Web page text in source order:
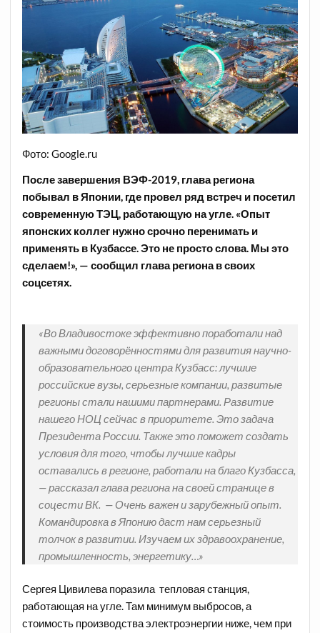
Фото: Google.ru
После завершения ВЭФ-2019, глава региона
побывал в Японии, где провел ряд встреч и посетил
современную ТЭЦ, работающую на угле. «Опыт
японских коллег нужно срочно перенимать и
применять в Кузбассе. Это не просто слова. Мы это
сделаем!», — сообщил глава региона в своих
соцсетях.
«Во Владивостоке эффективно поработали над
важными договорённостями для развития научно-
образовательного центра Кузбасс: лучшие
российские вузы, серьезные компании, развитые
регионы стали нашими партнерами. Развитие
нашего НОЦ сейчас в приоритете. Это задача
Президента России. Также это поможет создать
условия для того, чтобы лучшие кадры
оставались в регионе, работали на благо Кузбасса,
— рассказал глава региона на своей странице в
соцести ВК. — Очень важен и зарубежный опыт.
Командировка в Японию даст нам серьезный
толчок в развитии. Изучаем их здравоохранение,
промышленность, энергетику…»
Сергея Цивилева поразила тепловая станция,
работающая на угле. Там минимум выбросов, а
стоимость производства электроэнергии ниже, чем при